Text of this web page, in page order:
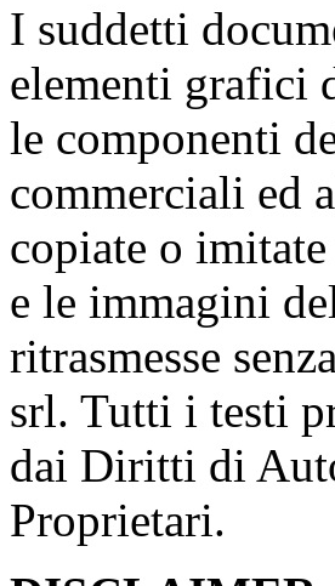
I suddetti
elementi grafici
le componenti
commerciali ed
copiate o
e le immagini
ritrasmesse
srl. Tutti i testi
dai Diritti di
Proprietari.